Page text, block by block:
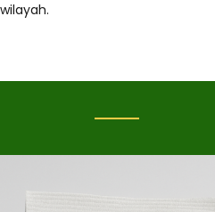
wilayah.